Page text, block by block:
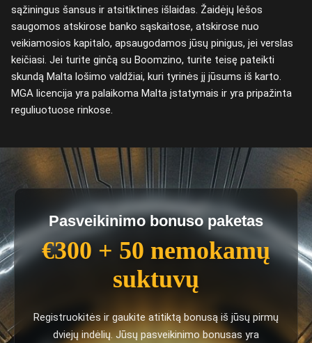
sąžiningus šansus ir atsitiktines išlaidas. Žaidėjų lėšos
saugomos atskirose banko sąskaitose, atskirose nuo
veikiamosios kapitalo, apsaugodamos jūsų pinigus, jei verslas
keičiasi. Jei turite ginčą su Boomzino, turite teisę pateikti
skundą Malta lošimo valdžiai, kuri tyrinės jį jūsums iš karto.
MGA licencija yra palaikoma Malta įstatymais ir yra pripažinta
reguliuotuose rinkose.
Pasveikinimo bonuso paketas
€300 + 50 nemokamų
suktuvų
Registruokitės ir gaukite atitiktą bonusą iš jūsų pirmų
dviejų indėlių. Jūsų pasveikinimo bonusas yra